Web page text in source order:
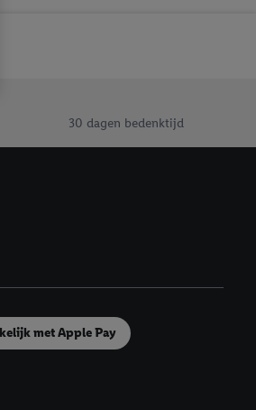
30 dagen bedenktijd